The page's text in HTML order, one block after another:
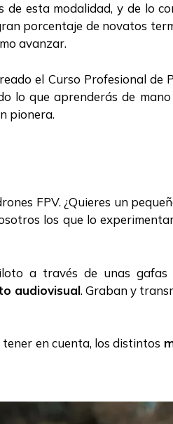
de esta modalidad, y de lo
porcentaje de novatos
avanzar.
el Curso Profesional de
lo que aprenderás de
pionera.
FPV. ¿Quieres un
los que lo
a través de unas
audiovisual. Graban y
tener en cuenta, los distintos